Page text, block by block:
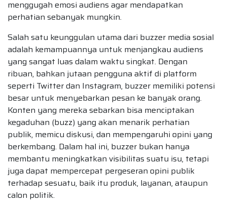
menggugah emosi audiens agar mendapatkan
perhatian sebanyak mungkin.
Salah satu keunggulan utama dari buzzer media sosial
adalah kemampuannya untuk menjangkau audiens
yang sangat luas dalam waktu singkat. Dengan
ribuan, bahkan jutaan pengguna aktif di platform
seperti Twitter dan Instagram, buzzer memiliki potensi
besar untuk menyebarkan pesan ke banyak orang.
Konten yang mereka sebarkan bisa menciptakan
kegaduhan (buzz) yang akan menarik perhatian
publik, memicu diskusi, dan mempengaruhi opini yang
berkembang. Dalam hal ini, buzzer bukan hanya
membantu meningkatkan visibilitas suatu isu, tetapi
juga dapat mempercepat pergeseran opini publik
terhadap sesuatu, baik itu produk, layanan, ataupun
calon politik.